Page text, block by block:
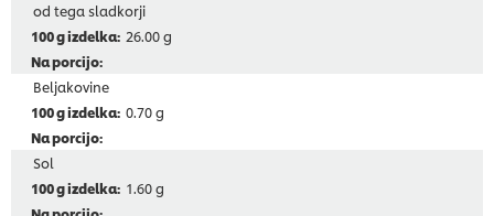
od tega sladkorji
26.00 g
Beljakovine
0.70 g
Sol
1.60 g